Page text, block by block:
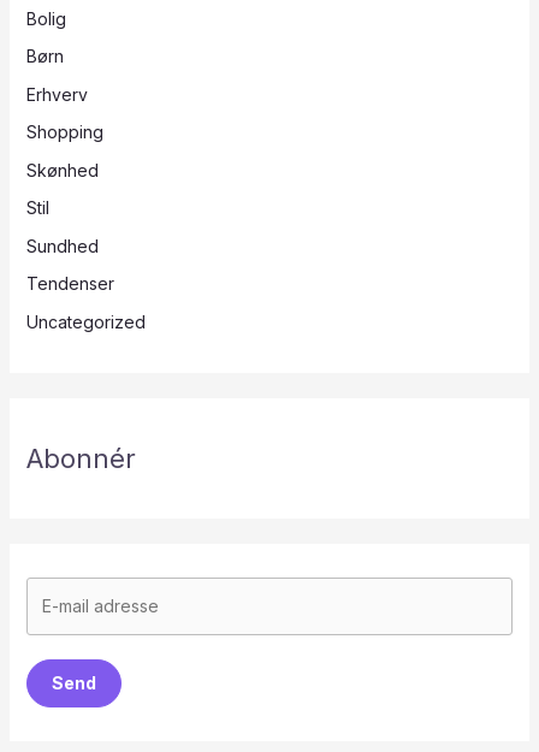
Bolig
Børn
Erhverv
Shopping
Skønhed
Stil
Sundhed
Tendenser
Uncategorized
Abonnér
Send